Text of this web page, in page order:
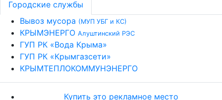
Городские службы
Вывоз мусора (МУП УБГ и КС)
КРЫМЭНЕРГО Алуштинский РЭС
ГУП РК «Вода Крыма»
ГУП РК «Крымгазсети»
КРЫМТЕПЛОКОММУНЭНЕРГО
Купить это рекламное место